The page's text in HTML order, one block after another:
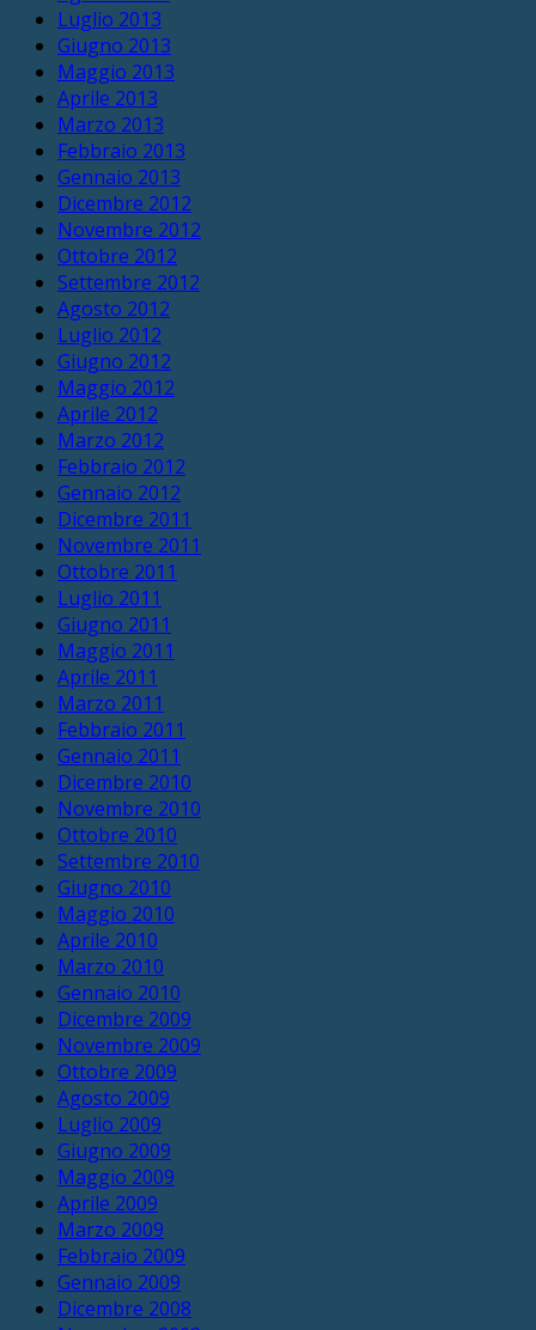
Luglio 2013
Giugno 2013
Maggio 2013
Aprile 2013
Marzo 2013
Febbraio 2013
Gennaio 2013
Dicembre 2012
Novembre 2012
Ottobre 2012
Settembre 2012
Agosto 2012
Luglio 2012
Giugno 2012
Maggio 2012
Aprile 2012
Marzo 2012
Febbraio 2012
Gennaio 2012
Dicembre 2011
Novembre 2011
Ottobre 2011
Luglio 2011
Giugno 2011
Maggio 2011
Aprile 2011
Marzo 2011
Febbraio 2011
Gennaio 2011
Dicembre 2010
Novembre 2010
Ottobre 2010
Settembre 2010
Giugno 2010
Maggio 2010
Aprile 2010
Marzo 2010
Gennaio 2010
Dicembre 2009
Novembre 2009
Ottobre 2009
Agosto 2009
Luglio 2009
Giugno 2009
Maggio 2009
Aprile 2009
Marzo 2009
Febbraio 2009
Gennaio 2009
Dicembre 2008